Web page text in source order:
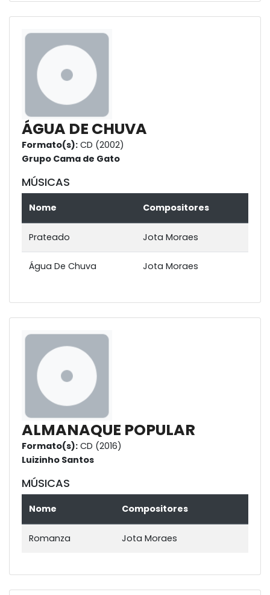
ÁGUA DE CHUVA
Formato(s): CD (2002)
Grupo Cama de Gato
MÚSICAS
Nome Compositores
Prateado Jota Moraes
Água De Chuva Jota Moraes
ALMANAQUE POPULAR
Formato(s): CD (2016)
Luizinho Santos
MÚSICAS
Nome Compositores
Romanza Jota Moraes